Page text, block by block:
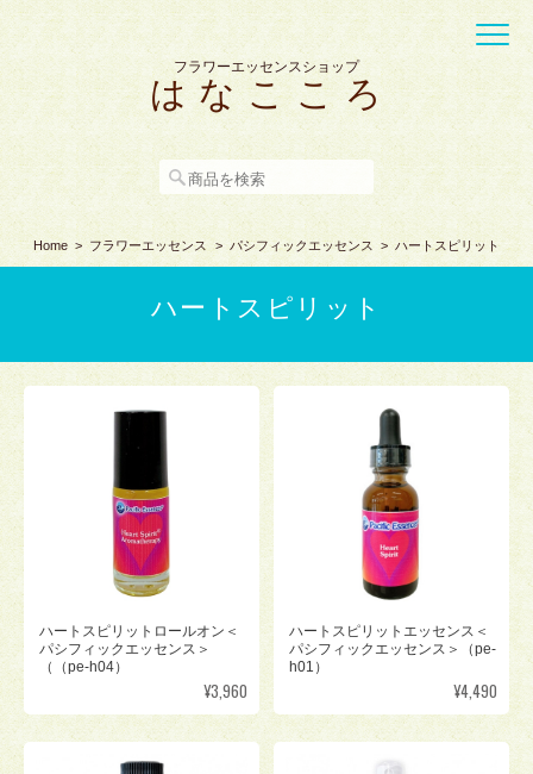
フラワーエッセンスショップ
は な こ こ ろ
Home フラワーエッセンス パシフィックエッセンス ハートスピリット
ハートスピリット
ハートスピリットロールオン＜
パシフィックエッセンス＞
（（pe-h04）
¥3,960
ハートスピリットエッセンス＜
パシフィックエッセンス＞（pe-
h01）
¥4,490